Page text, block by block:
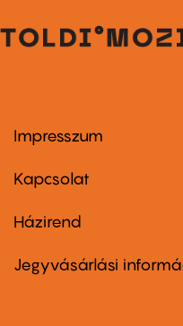
Footer
first
Impresszum
Kapcsolat
Footer
second
Házirend
Jegyvásárlási